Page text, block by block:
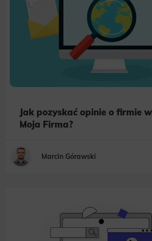
Jak pozyskać opinie o firmie
Moja Firma?
Marcin Górawski